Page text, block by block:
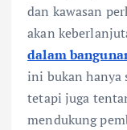
dan kawasan
akan
dalam
ini bukan hanya
tetapi juga
mendukung